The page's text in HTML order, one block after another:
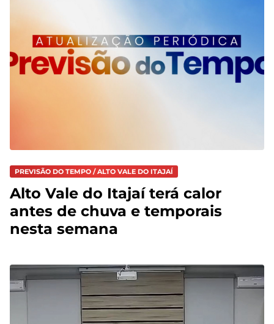
PREVISÃO DO TEMPO / ALTO VALE DO ITAJAÍ
Alto Vale do Itajaí terá calor
antes de chuva e temporais
nesta semana